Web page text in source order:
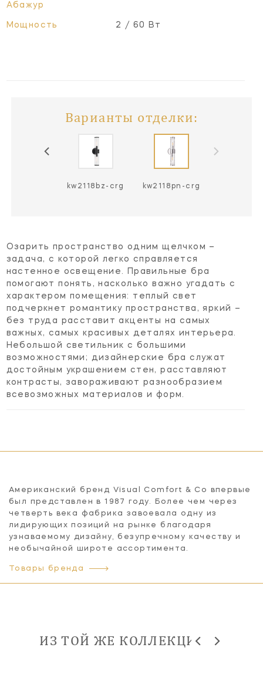
Абажур
Мощность 2 / 60 Вт
Варианты отделки:
kw2118bz-crg kw2118pn-crg
Озарить пространство одним щелчком –
задача, с которой легко справляется
настенное освещение. Правильные бра
помогают понять, насколько важно угадать с
характером помещения: теплый свет
подчеркнет романтику пространства, яркий –
без труда расставит акценты на самых
важных, самых красивых деталях интерьера.
Небольшой светильник с большими
возможностями; дизайнерские бра служат
достойным украшением стен, расставляют
контрасты, завораживают разнообразием
всевозможных материалов и форм.
Американский бренд Visual Comfort & Co впервые
был представлен в 1987 году. Более чем через
четверть века фабрика завоевала одну из
лидирующих позиций на рынке благодаря
узнаваемому дизайну, безупречному качеству и
необычайной широте ассортимента.
Товары бренда
ИЗ ТОЙ ЖЕ КОЛЛЕКЦИИ